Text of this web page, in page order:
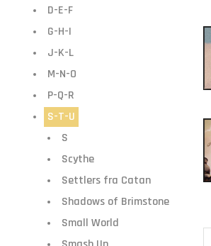
D-E-F
G-H-I
J-K-L
M-N-O
P-Q-R
S-T-U
S
Scythe
Settlers fra Catan
Shadows of Brimstone
Small World